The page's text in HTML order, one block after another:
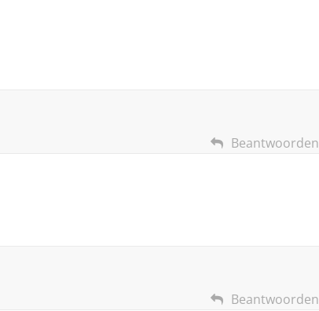
Beantwoorden
Beantwoorden